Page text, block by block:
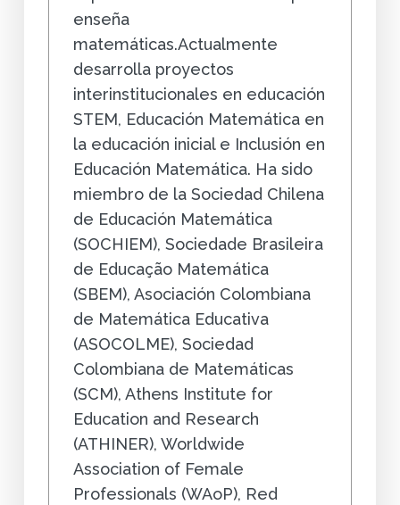
enseña
matemáticas.Actualmente
desarrolla proyectos
interinstitucionales en educación
STEM, Educación Matemática en
la educación inicial e Inclusión en
Educación Matemática. Ha sido
miembro de la Sociedad Chilena
de Educación Matemática
(SOCHIEM), Sociedade Brasileira
de Educação Matemática
(SBEM), Asociación Colombiana
de Matemática Educativa
(ASOCOLME), Sociedad
Colombiana de Matemáticas
(SCM), Athens Institute for
Education and Research
(ATHINER), Worldwide
Association of Female
Professionals (WAoP), Red